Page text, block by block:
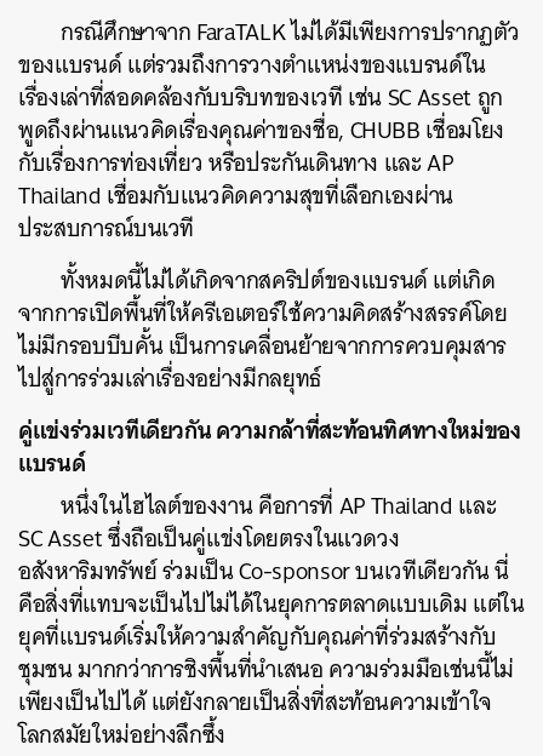
กรณีศึกษาจาก FaraTALK ไม่ได้มีเพียงการปรากฏตัว
ของแบรนด์ แต่รวมถึงการวางตำแหน่งของแบรนด์ใน
เรื่องเล่าที่สอดคล้องกับบริบทของเวที เช่น SC Asset ถูก
พูดถึงผ่านแนวคิดเรื่องคุณค่าของชื่อ, CHUBB เชื่อมโยง
กับเรื่องการท่องเที่ยว หรือประกันเดินทาง และ AP
Thailand เชื่อมกับแนวคิดความสุขที่เลือกเองผ่าน
ประสบการณ์บนเวที
ทั้งหมดนี้ไม่ได้เกิดจากสคริปต์ของแบรนด์ แต่เกิด
จากการเปิดพื้นที่ให้ครีเอเตอร์ใช้ความคิดสร้างสรรค์โดย
ไม่มีกรอบบีบคั้น เป็นการเคลื่อนย้ายจากการควบคุมสาร
ไปสู่การร่วมเล่าเรื่องอย่างมีกลยุทธ์
คู่แข่งร่วมเวทีเดียวกัน ความกล้าที่สะท้อนทิศทางใหม่ของ
แบรนด์
หนึ่งในไฮไลต์ของงาน คือการที่ AP Thailand และ
SC Asset ซึ่งถือเป็นคู่แข่งโดยตรงในแวดวง
อสังหาริมทรัพย์ ร่วมเป็น Co-sponsor บนเวทีเดียวกัน นี่
คือสิ่งที่แทบจะเป็นไปไม่ได้ในยุคการตลาดแบบเดิม แต่ใน
ยุคที่แบรนด์เริ่มให้ความสำคัญกับคุณค่าที่ร่วมสร้างกับ
ชุมชน มากกว่าการชิงพื้นที่นำเสนอ ความร่วมมือเช่นนี้ไม่
เพียงเป็นไปได้ แต่ยังกลายเป็นสิ่งที่สะท้อนความเข้าใจ
โลกสมัยใหม่อย่างลึกซึ้ง
ค้นหา
SHARE TWEET LINE EMAIL